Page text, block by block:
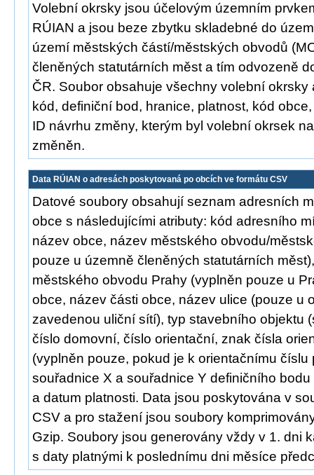
Volební okrsky jsou účelovým územním
RÚIAN a jsou beze zbytku skladebné do
území městských částí/městských obvodů
členěných statutárních měst a tím odvozeně
ČR. Soubor obsahuje všechny volební okrsky
kód, definiční bod, hranice, platnost, kód
ID návrhu změny, kterým byl volební okrsek
změněn.
Data RÚIAN o adresách poskytovaná po obcích ve formátu CSV
Datové soubory obsahují seznam adresních
obce s následujícími atributy: kód adresního
název obce, název městského obvodu/
pouze u územně členěných statutárních
městského obvodu Prahy (vyplněn pouze u
obce, název části obce, název ulice (pouze u
zavedenou uliční sítí), typ stavebního objektu
číslo domovní, číslo orientační, znak čísla
(vyplněn pouze, pokud je k orientačnímu číslu
souřadnice X a souřadnice Y definičního
a datum platnosti. Data jsou poskytována v
CSV a pro stažení jsou soubory
Gzip. Soubory jsou generovány vždy v 1. dni
s daty platnými k poslednímu dni měsíce